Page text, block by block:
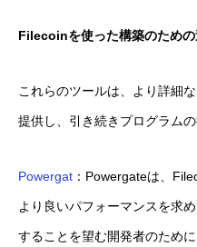
Filecoinを使った構築のため
これらのツールは、より詳細
提供し、引き続きプログラム
Powergat ：Powergateは、
より良いパフォーマンスを求
することを望む開発者のために